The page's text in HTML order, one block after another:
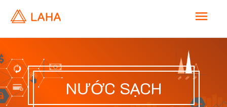
M
a
i
n
NƯỚC SẠCH